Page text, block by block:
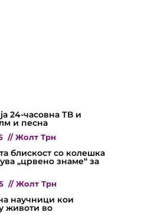
24-часовна ТВ и
и песна
// Жолт Трн
блискост со колешка
„црвено знаме“ за
// Жолт Трн
научници кои
животи во